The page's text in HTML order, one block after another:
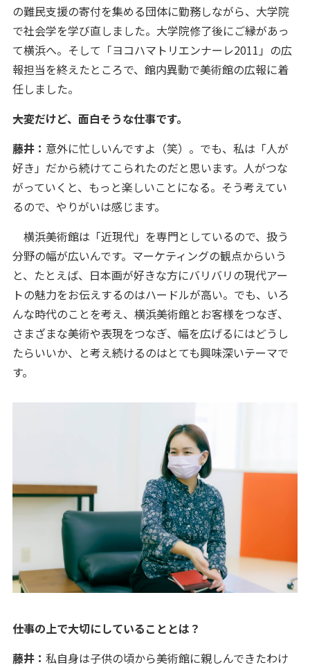
の難民支援の寄付を集める団体に勤務しながら、大学院
で社会学を学び直しました。大学院修了後にご縁があっ
て横浜へ。そして「ヨコハマトリエンナーレ2011」の広
報担当を終えたところで、館内異動で美術館の広報に着
任しました。
――大変だけど、面白そうな仕事です。
藤井： 意外に忙しいんですよ（笑）。でも、私は「人が
好き」だから続けてこられたのだと思います。人がつな
がっていくと、もっと楽しいことになる。そう考えてい
るので、やりがいは感じます。
横浜美術館は「近現代」を専門としているので、扱う
分野の幅が広いんです。マーケティングの観点からいう
と、たとえば、日本画が好きな方にバリバリの現代アー
トの魅力をお伝えするのはハードルが高い。でも、いろ
んな時代のことを考え、横浜美術館とお客様をつなぎ、
さまざまな美術や表現をつなぎ、幅を広げるにはどうし
たらいいか、と考え続けるのはとても興味深いテーマで
す。
――仕事の上で大切にしていることとは？
藤井： 私自身は子供の頃から美術館に親しんできたわけ